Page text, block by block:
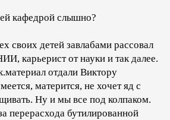
кафедрой слышно?
своих детей завлабами рассовал
карьерист от науки и так далее.
отдали Виктору
матерится, не хочет яд с
Ну и мы все под колпаком.
перерасхода бутилированной